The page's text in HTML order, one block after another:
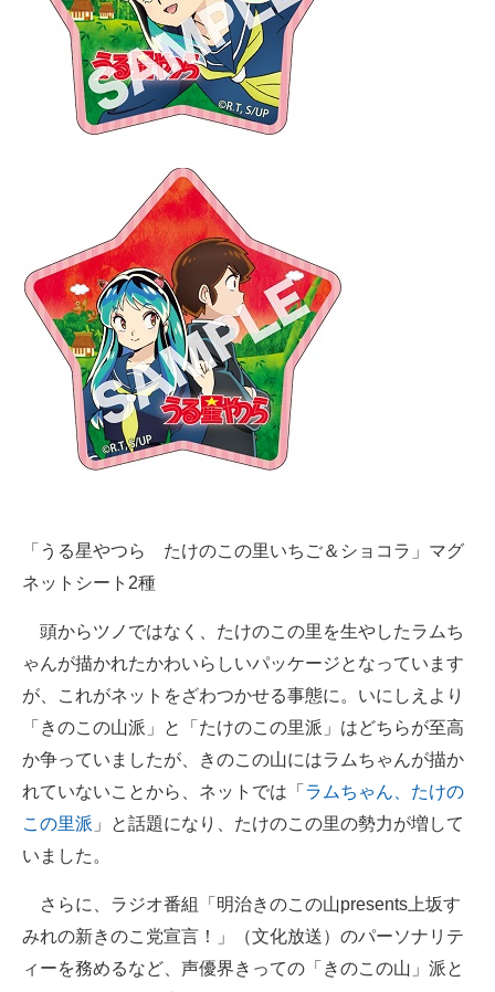
「うる星やつら たけのこの里いちご＆ショコラ」マグ
ネットシート2種
頭からツノではなく、たけのこの里を生やしたラムち
ゃんが描かれたかわいらしいパッケージとなっています
が、これがネットをざわつかせる事態に。いにしえより
「きのこの山派」と「たけのこの里派」はどちらが至高
か争っていましたが、きのこの山にはラムちゃんが描か
れていないことから、ネットでは「 ラムちゃん、たけの
この里派 」と話題になり、たけのこの里の勢力が増して
いました。
さらに、ラジオ番組「明治きのこの山presents上坂す
みれの新きのこ党宣言！」（文化放送）のパーソナリテ
ィーを務めるなど、声優界きっての「きのこの山」派と